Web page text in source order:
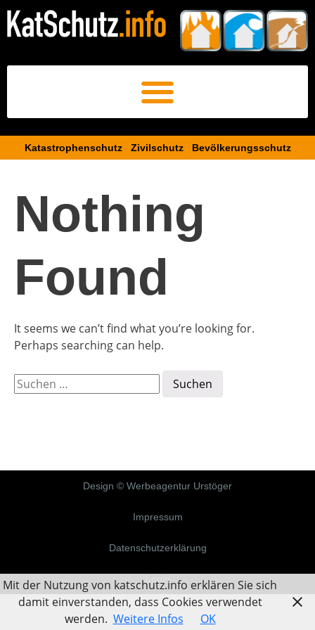
Katastrophenschutz Zivilschutz Bevölkerungsschutz​
Nothing
Found
It seems we can’t find what you’re looking for.
Perhaps searching can help.
Design © Werbeagentur Urstöger
Impressum
Datenschutzerklärung
Login
Mit der Nutzung von katschutz.info erklären Sie sich
damit einverstanden, dass Cookies verwendet
werden. Weitere Infos OK